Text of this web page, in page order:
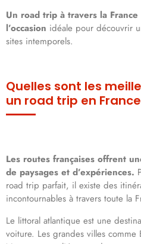
Un road trip à travers la
l’occasion idéale pour découvrir
sites intemporels.
Quelles sont les
un road trip en
Les routes françaises offrent
de paysages et d’expériences.
road trip parfait, il existe des
incontournables à travers toute la
Le littoral atlantique est une
voiture. Les grandes villes comme